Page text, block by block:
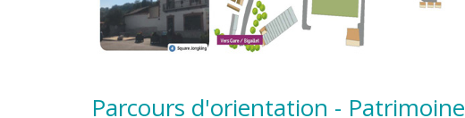
Parcours d'orientation - Patrimoine